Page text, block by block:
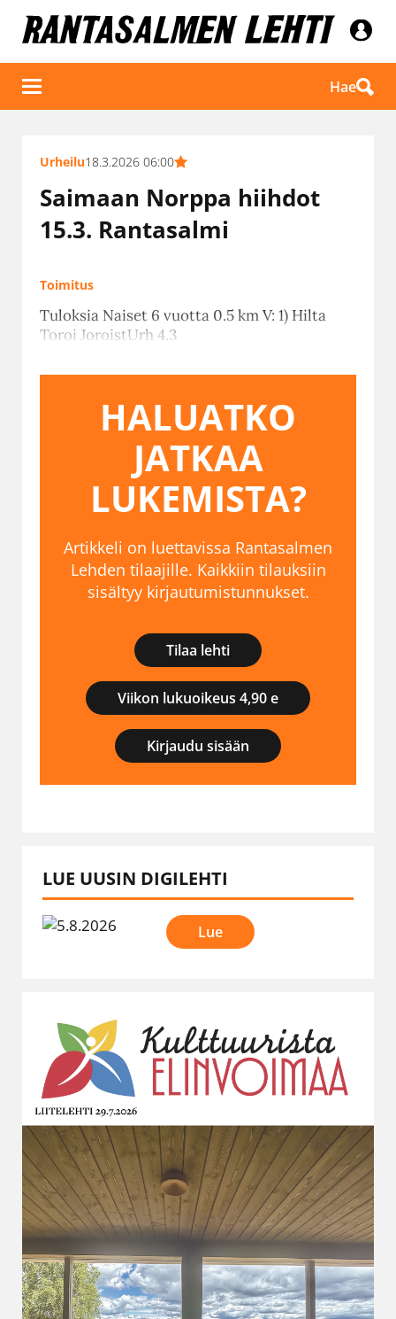
Hae
Urheilu18.3.2026 06:00
Saimaan Norppa hiihdot
15.3. Rantasalmi
Toimitus
Tuloksia Naiset 6 vuotta 0.5 km V: 1) Hilta
Toroi JoroistUrh 4.3
HALUATKO
JATKAA
LUKEMISTA?
Artikkeli on luettavissa Rantasalmen
Lehden tilaajille. Kaikkiin tilauksiin
sisältyy kirjautumistunnukset.
Tilaa lehti
Viikon lukuoikeus 4,90 e
Kirjaudu sisään
LUE UUSIN DIGILEHTI
Lue